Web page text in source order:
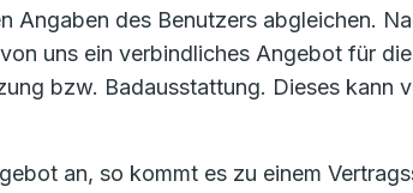
Angaben des Benutzers abgleichen.
uns ein verbindliches Angebot für
bzw. Badausstattung. Dieses kann
an, so kommt es zu einem